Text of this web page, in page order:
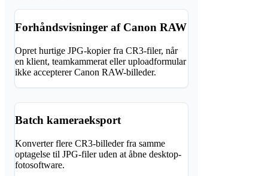
Forhåndsvisninger af Canon RAW
Opret hurtige JPG-kopier fra CR3-filer, når
en klient, teamkammerat eller uploadformular
ikke accepterer Canon RAW-billeder.
Batch kameraeksport
Konverter flere CR3-billeder fra samme
optagelse til JPG-filer uden at åbne desktop-
fotosoftware.